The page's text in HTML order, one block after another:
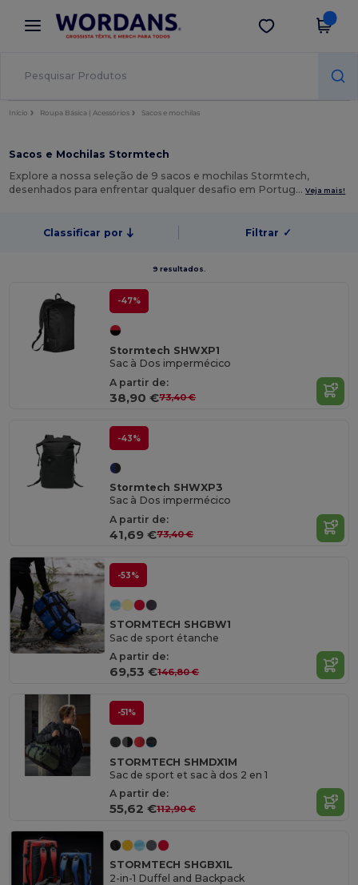
× App Wordans
Melhores preços na app!
Obter app
Início Roupa Básica | Acessórios Sacos e mochilas
Sacos e Mochilas Stormtech
Explore a nossa seleção de 9 sacos e mochilas Stormtech,
desenhados para enfrentar qualquer desafio em Portug…Veja mais!
Classificar por Filtrar ✓
9 resultados.
-47%
Stormtech SHWXP1
Sac à Dos impermécico
A partir de:
38,90 €73,40 €
-43%
Stormtech SHWXP3
Sac à Dos impermécico
A partir de:
41,69 €73,40 €
-53%
STORMTECH SHGBW1
Sac de sport étanche
A partir de:
69,53 €146,80 €
-51%
STORMTECH SHMDX1M
Sac de sport et sac à dos 2 en 1
A partir de:
55,62 €112,90 €
STORMTECH SHGBX1L
2-in-1 Duffel and Backpack